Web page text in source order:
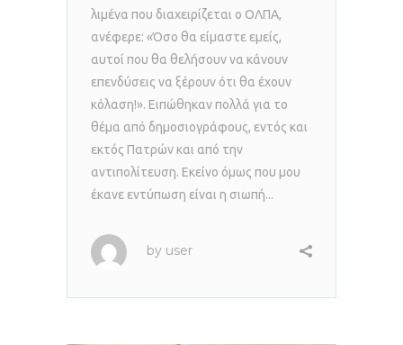
λιμένα που διαχειρίζεται ο ΟΛΠΑ,
ανέφερε: «Όσο θα είμαστε εμείς,
αυτοί που θα θελήσουν να κάνουν
επενδύσεις να ξέρουν ότι θα έχουν
κόλαση!». Ειπώθηκαν πολλά για το
θέμα από δημοσιογράφους, εντός και
εκτός Πατρών και από την
αντιπολίτευση. Εκείνο όμως που μου
έκανε εντύπωση είναι η σιωπή...
by user